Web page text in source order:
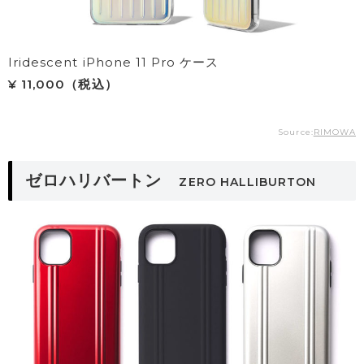
Iridescent iPhone 11 Pro ケース
¥ 11,000（税込）
Source:RIMOWA
ゼロハリバートン ZERO HALLIBURTON